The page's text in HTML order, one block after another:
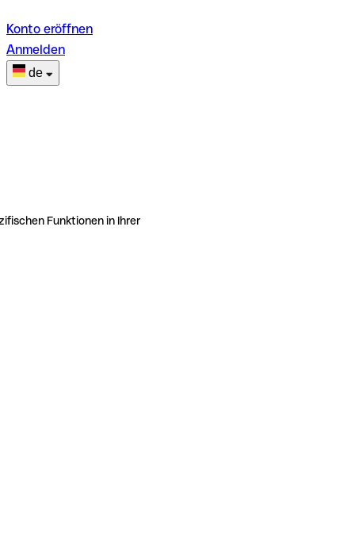
Konto eröffnen
Anmelden
de
Funktionen in Ihrer